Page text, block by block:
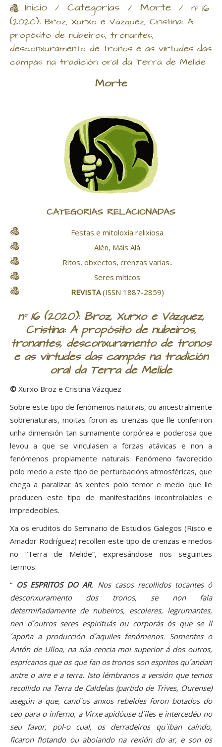
Inicio / Categorías / Morte / nº 16
(2020): Broz, Xurxo e Vázquez, Cristina: A
propósito de nubeiros, tronantes,
desconxuramento de tronos e as virtudes das
campás na tradición oral da Terra de Melide
Morte
CATEGORÍAS RELACIONADAS
Festas e mitoloxía relixiosa
Alén, Máis Alá
Ritos, obxectos, crenzas varias..
Seres míticos
REVISTA(ISSN 1887-2859)
nº 16 (2020): Broz, Xurxo e Vázquez,
Cristina: A propósito de nubeiros,
tronantes, desconxuramento de tronos
e as virtudes das campás na tradición
oral da Terra de Melide
© Xurxo Broz e Cristina Vázquez
Sobre este tipo de fenómenos naturais, ou ancestralmente
sobrenaturais, moitas foron as crenzas que lle conferiron
unha dimensión tan sumamente corpórea e poderosa que
levou a que se vinculasen a forzas atávicas e non a
fenómenos propiamente naturais. Fenómeno favorecido
polo medo a este tipo de perturbacións atmosféricas, que
chega a paralizar ás xentes polo temor e medo que lle
producen este tipo de manifestacións incontrolables e
impredecibles.
Xa os eruditos do Seminario de Estudios Galegos (Risco e
Amador Rodríguez) recollen este tipo de crenzas e medos
no “Terra de Melide”, expresándose nos seguintes
termos:
“ OS ESPRITOS DO AR. Nos casos recollidos tocantes ó
desconxuramento dos tronos, se non fala
determiñadamente de nubeiros, escoleres, legrumantes,
nen d´outros seres espirituás ou corporás ós que se ll
´apoña a producción d´aquiles fenómenos. Somentes o
Antón de Ulloa, na súa cencia moi superior á dos outros,
esprícanos que os que fan os tronos son espritos qu´andan
antre o aire e a terra. Isto lémbranos a versión que temos
recollido na Terra de Caldelas (partido de Trives, Ourense)
asegún a que, cand´os anxos rebeldes foron botados do
ceo para o inferno, a Virxe apidóuse d´iles e intercedéu no
seu favor, pol-o cual, os derradeiros qu´iban caíndo,
ficaron flotando ou aboiando na rexión do ar, e son os